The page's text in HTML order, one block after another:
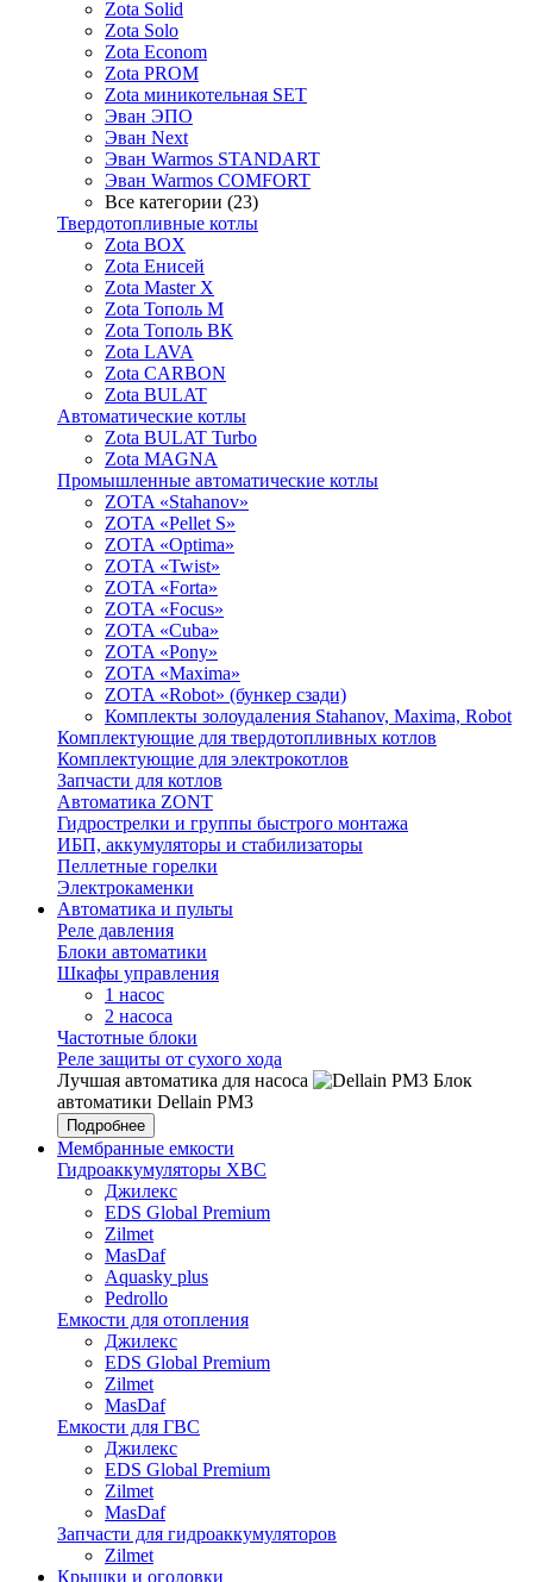
Zota Solid
Zota Solo
Zota Econom
Zota PROM
Zota миникотельная SET
Эван ЭПО
Эван Next
Эван Warmos STANDART
Эван Warmos COMFORT
Все категории (23)
Твердотопливные котлы
Zota BOX
Zota Енисей
Zota Master X
Zota Тополь М
Zota Тополь ВК
Zota LAVA
Zota CARBON
Zota BULAT
Автоматические котлы
Zota BULAT Turbo
Zota MAGNA
Промышленные автоматические котлы
ZOTA «Stahanov»
ZOTA «Pellet S»
ZOTA «Optima»
ZOTA «Twist»
ZOTA «Forta»
ZOTA «Focus»
ZOTA «Cuba»
ZOTA «Pony»
ZOTA «Maxima»
ZOTA «Robot» (бункер сзади)
Комплекты золоудаления Stahanov, Maxima, Robot
Комплектующие для твердотопливных котлов
Комплектующие для электрокотлов
Запчасти для котлов
Автоматика ZONT
Гидрострелки и группы быстрого монтажа
ИБП, аккумуляторы и стабилизаторы
Пеллетные горелки
Электрокаменки
Автоматика и пульты
Реле давления
Блоки автоматики
Шкафы управления
1 насос
2 насоса
Частотные блоки
Реле защиты от сухого хода
Лучшая автоматика для насоса
Блок
автоматики Dellain PM3
Подробнее
Мембранные емкости
Гидроаккумуляторы ХВС
Джилекс
EDS Global Premium
Zilmet
MasDaf
Aquasky plus
Pedrollo
Емкости для отопления
Джилекс
EDS Global Premium
Zilmet
MasDaf
Емкости для ГВС
Джилекс
EDS Global Premium
Zilmet
MasDaf
Запчасти для гидроаккумуляторов
Zilmet
Крышки и оголовки